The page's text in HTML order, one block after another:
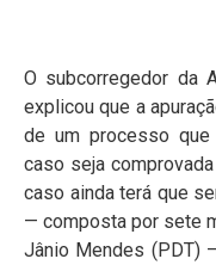
O subcorregedor da
explicou que a
de um processo
caso seja
caso ainda terá que
— composta por sete
Jânio Mendes (PDT)